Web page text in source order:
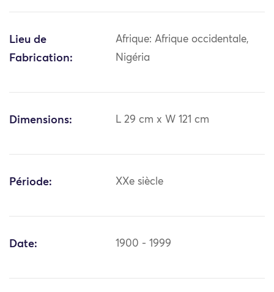
Lieu de
Fabrication:
Afrique: Afrique occidentale,
Nigéria
Dimensions: L 29 cm x W 121 cm
Période: XXe siècle
Date: 1900 - 1999